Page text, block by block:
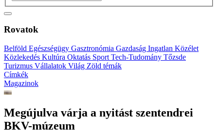
Rovatok
Belföld Egészségügy Gasztronómia Gazdaság Ingatlan Közélet
Közlekedés Kultúra Oktatás Sport Tech-Tudomány Tőzsde
Turizmus Vállalatok Világ Zöld témák
Címkék
Magazinok
Megújulva várja a nyitást szentendrei
BKV-múzeum